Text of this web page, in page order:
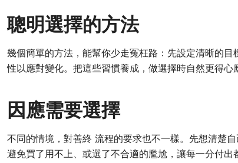
聰明選擇的方法
幾個簡單的方法，能幫你少走冤枉路：先設定清晰的
性以應對變化。把這些習慣養成，做選擇時自然更得心
因應需要選擇
不同的情境，對善終 流程的要求也不一樣。先想清楚
避免買了用不上、或選了不合適的尷尬，讓每一分付出